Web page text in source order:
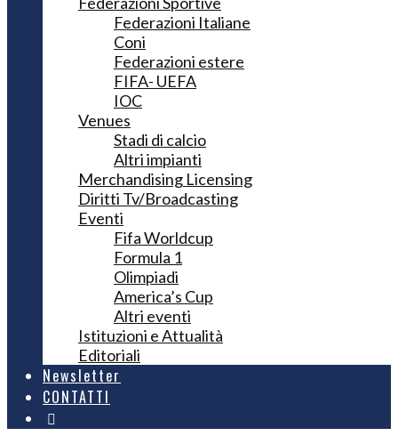
Federazioni Italiane
Coni
Federazioni estere
FIFA- UEFA
IOC
Venues
Stadi di calcio
Altri impianti
Merchandising Licensing
Diritti Tv/Broadcasting
Eventi
Fifa Worldcup
Formula 1
Olimpiadi
America’s Cup
Altri eventi
Istituzioni e Attualità
Editoriali
Newsletter
CONTATTI